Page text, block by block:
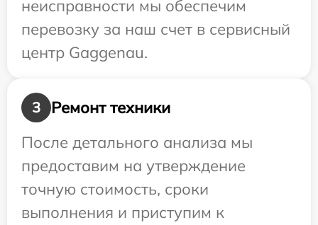
неисправности мы обеспечим
перевозку за наш счет в сервисный
центр Gaggenau.
3
Ремонт техники
После детального анализа мы
предоставим на утверждение
точную стоимость, сроки
выполнения и приступим к